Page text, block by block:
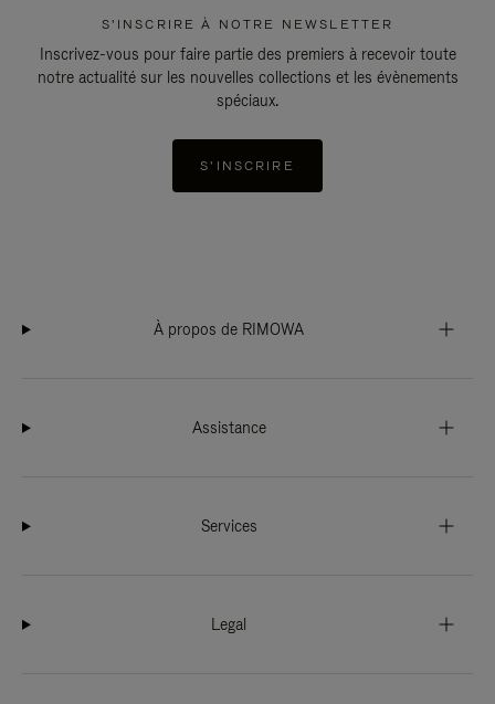
S'INSCRIRE À NOTRE NEWSLETTER
Inscrivez-vous pour faire partie des premiers à recevoir toute
notre actualité sur les nouvelles collections et les évènements
spéciaux.
S'INSCRIRE
À propos de RIMOWA
Assistance
Services
Legal